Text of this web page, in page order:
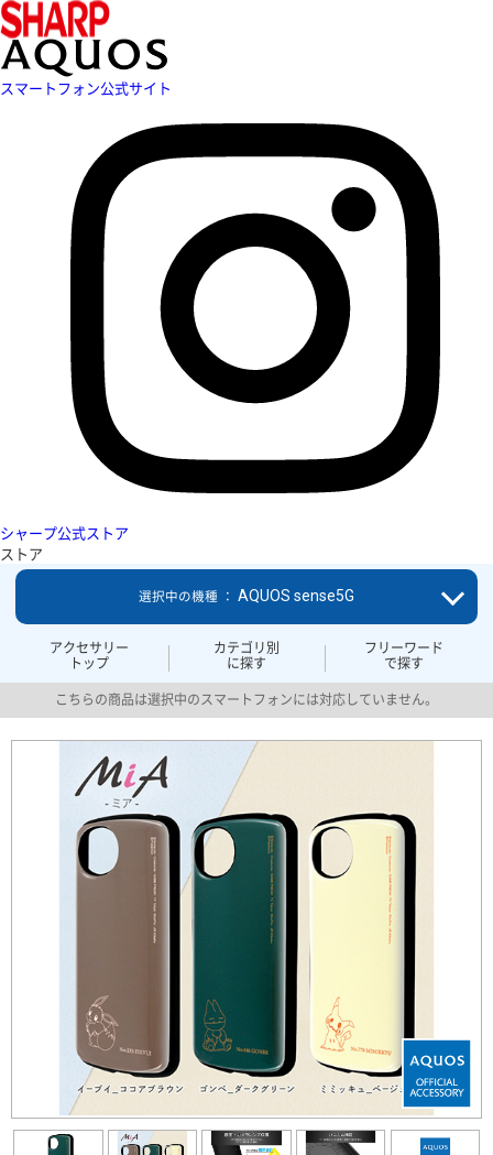
スマートフォン公式サイト
シャープ公式ストア
ストア
アクセサリー
トップ
カテゴリ別
に探す
フリーワード
で探す
選択中の機種 ： AQUOS sense5G
こちらの商品は選択中のスマートフォンには対応していません。